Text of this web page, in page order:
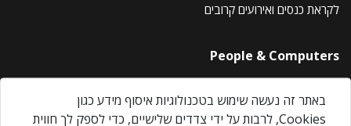
לקראת כנסים ואירועים קרובים
People & Computers
About Us
Privacy Policy
באתר זה נעשה שימוש בטכנולוגיות איסוף מידע כגון
Cookies, לרבות על ידי צדדים שלישיים, כדי לספק לך חווית